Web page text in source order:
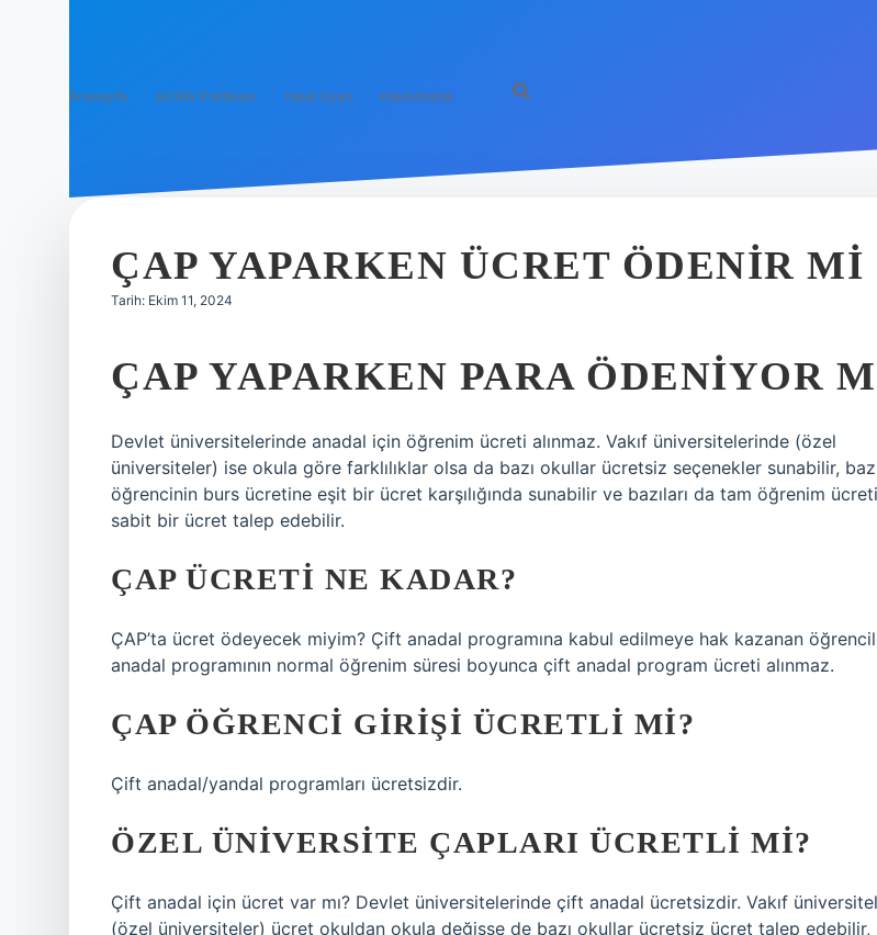
Anasayfa Gizlilik Politikası Yasal Uyarı Hakkımızda
ÇAP YAPARKEN ÜCRET ÖDENIR MI
Tarih: Ekim 11, 2024
ÇAP YAPARKEN PARA ÖDENIYOR
Devlet üniversitelerinde anadal için öğrenim ücreti alınmaz. Vakıf üniversitelerinde (özel
üniversiteler) ise okula göre farklılıklar olsa da bazı okullar ücretsiz seçenekler sunabilir,
öğrencinin burs ücretine eşit bir ücret karşılığında sunabilir ve bazıları da tam öğrenim
sabit bir ücret talep edebilir.
ÇAP ÜCRETI NE KADAR?
ÇAP’ta ücret ödeyecek miyim? Çift anadal programına kabul edilmeye hak kazanan
anadal programının normal öğrenim süresi boyunca çift anadal program ücreti alınmaz.
ÇAP ÖĞRENCI GIRIŞI ÜCRETLI MI?
Çift anadal/yandal programları ücretsizdir.
ÖZEL ÜNIVERSITE ÇAPLARI ÜCRETLI MI?
Çift anadal için ücret var mı? Devlet üniversitelerinde çift anadal ücretsizdir. Vakıf
(özel üniversiteler) ücret okuldan okula değişse de bazı okullar ücretsiz ücret talep edebilir,